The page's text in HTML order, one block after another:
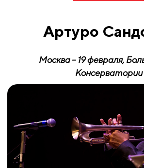
Артуро
Москва – 19 февраля,
Консерватории